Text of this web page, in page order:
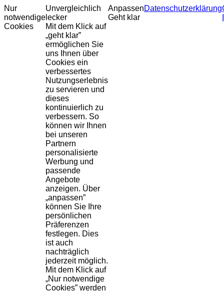
Nur
notwendige
Cookies
Unvergleichlich
lecker
Mit dem Klick auf
„geht klar”
ermöglichen Sie
uns Ihnen über
Cookies ein
verbessertes
Nutzungserlebnis
zu servieren und
dieses
kontinuierlich zu
verbessern. So
können wir Ihnen
bei unseren
Partnern
personalisierte
Werbung und
passende
Angebote
anzeigen. Über
„anpassen”
können Sie Ihre
persönlichen
Präferenzen
festlegen. Dies
ist auch
nachträglich
jederzeit möglich.
Mit dem Klick auf
„Nur notwendige
Cookies” werden
Anpassen
Geht klar
Datenschutzerklärung